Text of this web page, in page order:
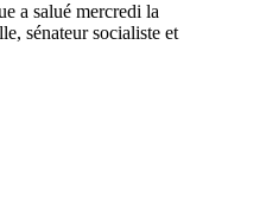
a salué mercredi la
sénateur socialiste et